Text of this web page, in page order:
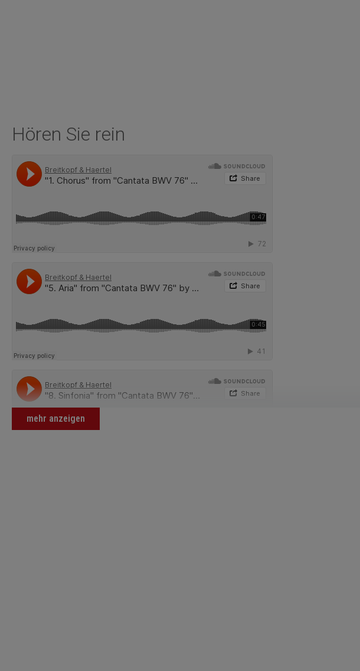
Hören Sie rein
mehr anzeigen